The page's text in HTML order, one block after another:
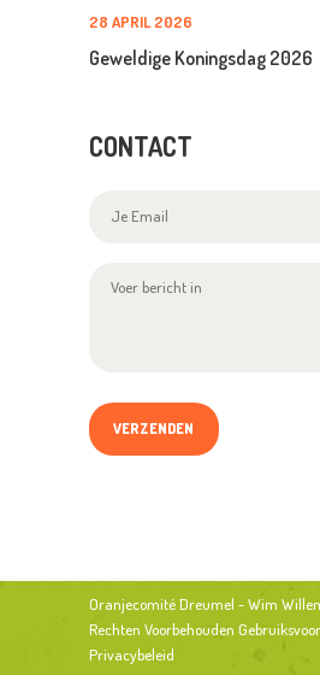
28 APRIL 2026
Geweldige Koningsdag 2026
CONTACT
Oranjecomité Dreumel - Wim
Rechten Voorbehouden
Privacybeleid